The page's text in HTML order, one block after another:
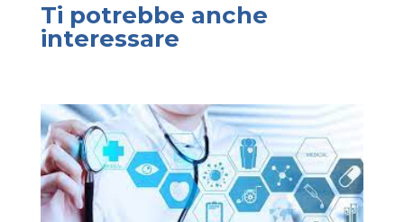
Ti potrebbe anche
interessare